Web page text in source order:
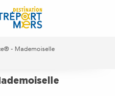
- Mademoiselle